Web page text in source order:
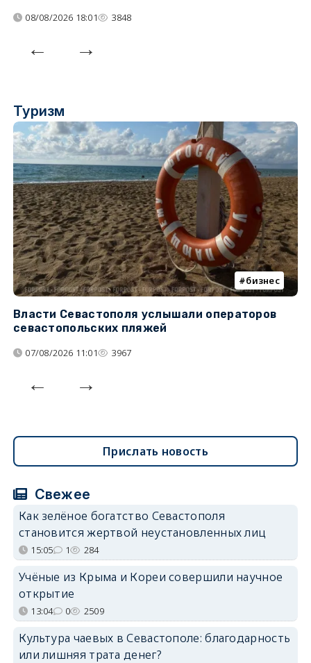
08/08/2026 18:01 3848
Туризм
бизнес
Власти Севастополя услышали операторов
севастопольских пляжей
07/08/2026 11:01 3967
Прислать новость
Свежее
Как зелёное богатство Севастополя
становится жертвой неустановленных лиц
15:05 1 284
Учёные из Крыма и Кореи совершили научное
открытие
13:04 0 2509
Культура чаевых в Севастополе: благодарность
или лишняя трата денег?